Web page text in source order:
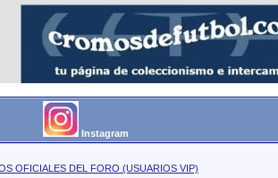
Instagram
OFICIALES DEL FORO (USUARIOS VIP)